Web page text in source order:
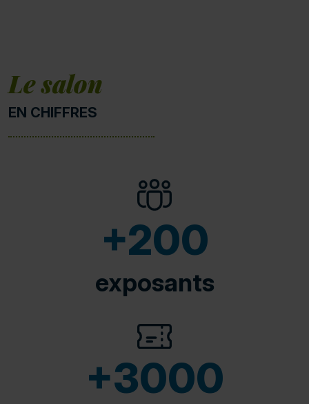
Le salon
EN CHIFFRES
+200
exposants
+3000